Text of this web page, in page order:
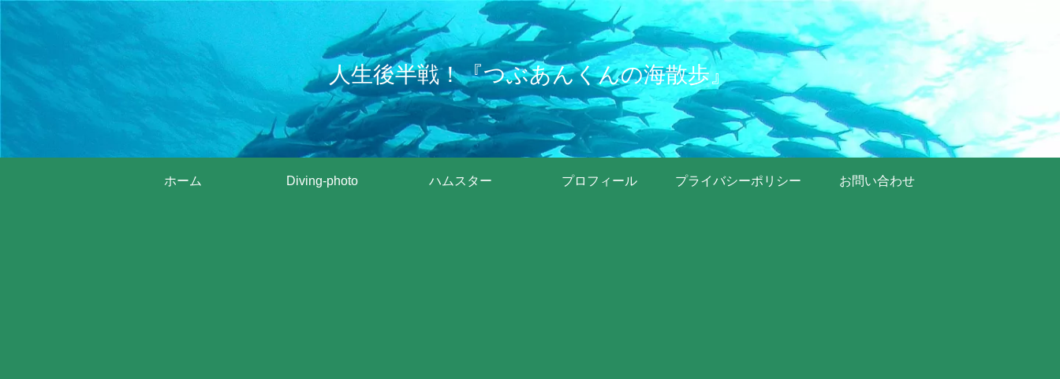
人生後半戦！『つぶあんくんの海散歩』
ホーム Diving-photo ハムスター プロフィール プライバシーポリシー お問い合わせ